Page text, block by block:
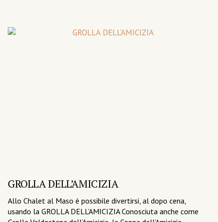
GROLLA DELL’AMICIZIA
Allo Chalet al Maso è possibile divertirsi, al dopo cena,
usando la GROLLA DELL’AMICIZIA Conosciuta anche come